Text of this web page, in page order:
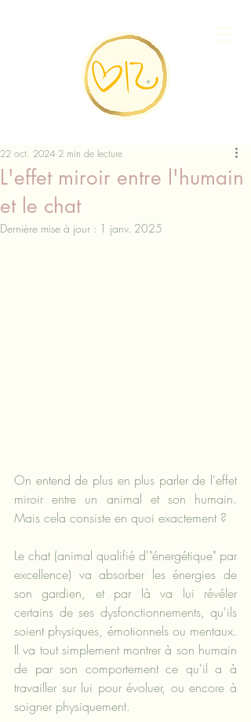
L'effet miroir entre l'humain
et le chat
22 oct. 2024 2 min de lecture
Dernière mise à jour : 1 janv. 2025
On entend de plus en plus parler de l'effet
miroir entre un animal et son humain.
Mais cela consiste en quoi exactement ?
Le chat (animal qualifié d'"énergétique" par
excellence) va absorber les énergies de
son gardien, et par là va lui révéler
certains de ses dysfonctionnements, qu'ils
soient physiques, émotionnels ou mentaux.
Il va tout simplement montrer à son humain
de par son comportement ce qu'il a à
travailler sur lui pour évoluer, ou encore à
soigner physiquement.